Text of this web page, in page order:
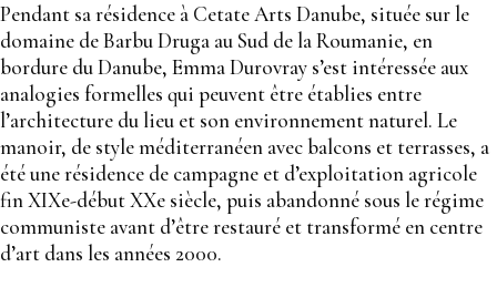
Pendant sa résidence à Cetate Arts Danube, située sur le
domaine de Barbu Druga au Sud de la Roumanie, en
bordure du Danube, Emma Durovray s’est intéressée aux
analogies formelles qui peuvent être établies entre
l’architecture du lieu et son environnement naturel. Le
manoir, de style méditerranéen avec balcons et terrasses, a
été une résidence de campagne et d’exploitation agricole
fin XIXe-début XXe siècle, puis abandonné sous le régime
communiste avant d’être restauré et transformé en centre
d’art dans les années 2000.